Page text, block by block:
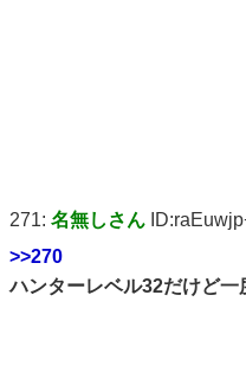
271: 名無しさん
>>270
ハンターレベル32だけど一